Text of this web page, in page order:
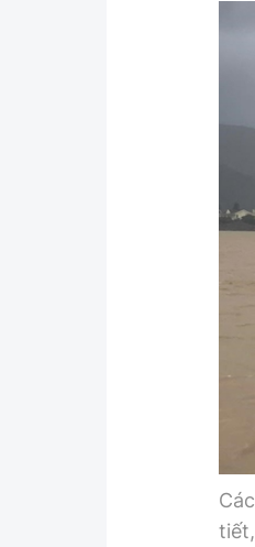
Lao động -
Thời sự Quốc tế